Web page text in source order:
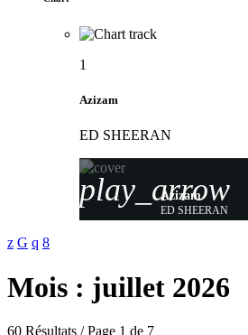
1
Azizam
ED SHEERAN
play_arrow
Azizam
ED SHEERAN
Mois : juillet 2026
60 Résultats / Page 1 de 7